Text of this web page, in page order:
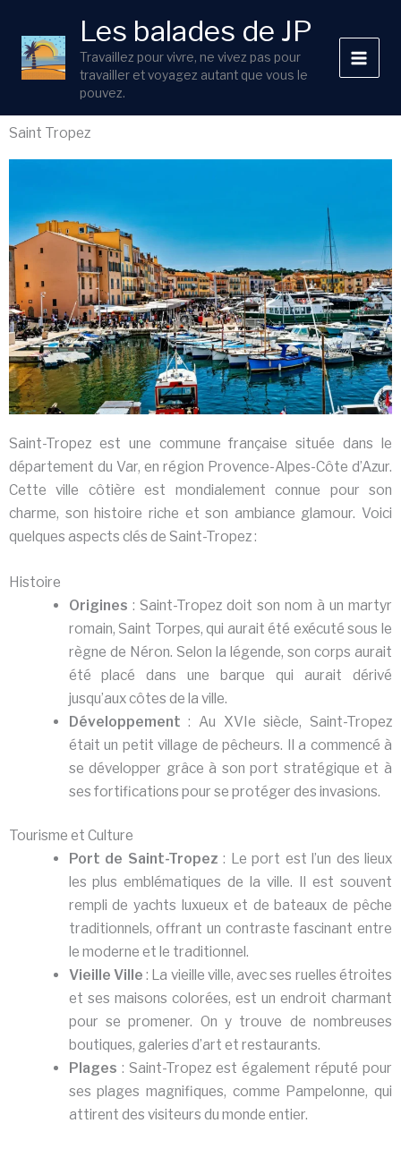
contenu
Les balades de JP
Travaillez pour vivre, ne vivez pas pour
travailler et voyagez autant que vous le
pouvez.
Saint Tropez
Saint-Tropez est une commune française située dans le
département du Var, en région Provence-Alpes-Côte d’Azur.
Cette ville côtière est mondialement connue pour son
charme, son histoire riche et son ambiance glamour. Voici
quelques aspects clés de Saint-Tropez :
Histoire
Origines : Saint-Tropez doit son nom à un martyr
romain, Saint Torpes, qui aurait été exécuté sous le
règne de Néron. Selon la légende, son corps aurait
été placé dans une barque qui aurait dérivé
jusqu’aux côtes de la ville.
Développement : Au XVIe siècle, Saint-Tropez
était un petit village de pêcheurs. Il a commencé à
se développer grâce à son port stratégique et à
ses fortifications pour se protéger des invasions.
Tourisme et Culture
Port de Saint-Tropez : Le port est l’un des lieux
les plus emblématiques de la ville. Il est souvent
rempli de yachts luxueux et de bateaux de pêche
traditionnels, offrant un contraste fascinant entre
le moderne et le traditionnel.
Vieille Ville : La vieille ville, avec ses ruelles étroites
et ses maisons colorées, est un endroit charmant
pour se promener. On y trouve de nombreuses
boutiques, galeries d’art et restaurants.
Plages : Saint-Tropez est également réputé pour
ses plages magnifiques, comme Pampelonne, qui
attirent des visiteurs du monde entier.